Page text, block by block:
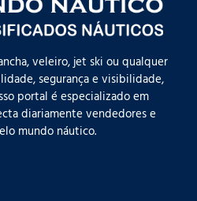
veleiro, jet ski ou qualquer
segurança e visibilidade,
portal é especializado em
diariamente vendedores e
mundo náutico.